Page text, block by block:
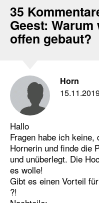
35
Geest:
offen gebaut?
Horn
Hallo
Fragen habe ich
Hornerin und finde die
und unüberlegt. Die
es wolle!
Gibt es einen Vorteil
?!